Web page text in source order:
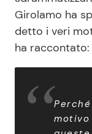
Girolamo ha
detto i veri
ha raccontato: